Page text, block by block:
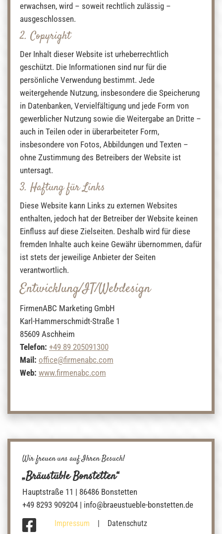
erwachsen, wird – soweit rechtlich zulässig –
ausgeschlossen.
2. Copyright
Der Inhalt dieser Website ist urheberrechtlich
geschützt. Die Informationen sind nur für die
persönliche Verwendung bestimmt. Jede
weitergehende Nutzung, insbesondere die Speicherung
in Datenbanken, Vervielfältigung und jede Form von
gewerblicher Nutzung sowie die Weitergabe an Dritte –
auch in Teilen oder in überarbeiteter Form,
insbesondere von Fotos, Abbildungen und Texten –
ohne Zustimmung des Betreibers der Website ist
untersagt.
3. Haftung für Links
Diese Website kann Links zu externen Websites
enthalten, jedoch hat der Betreiber der Website keinen
Einfluss auf diese Zielseiten. Deshalb wird für diese
fremden Inhalte auch keine Gewähr übernommen, dafür
ist stets der jeweilige Anbieter der Seiten
verantwortlich.
Entwicklung/IT/Webdesign
FirmenABC Marketing GmbH
Karl-Hammerschmidt-Straße 1
85609 Aschheim
Telefon: +49 89 205091300
Mail: office@firmenabc.com
Web: www.firmenabc.com
Wir freuen uns auf Ihren Besuch!
„Bräustüble Bonstetten“
Hauptstraße 11 | 86486 Bonstetten
+49 8293 909204 | info@braeustueble-bonstetten.de
Impressum | Datenschutz